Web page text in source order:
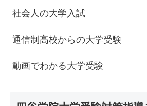
社会人の大学入試
通信制高校からの大学受験
動画でわかる大学受験